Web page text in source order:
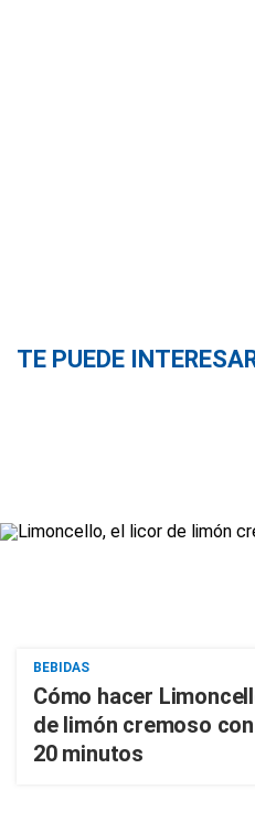
TE PUEDE
BEBIDAS
Cómo hacer
de limón cremoso
20 minutos